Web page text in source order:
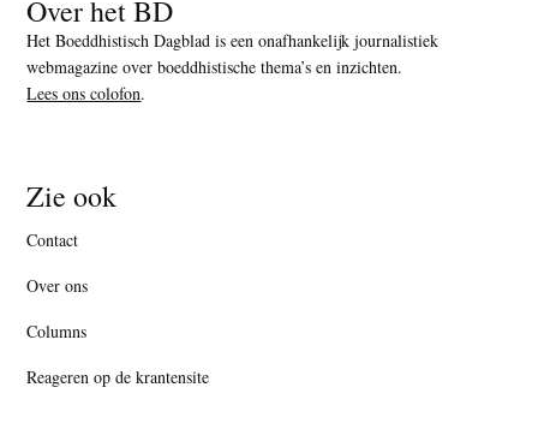
Over het BD
Het Boeddhistisch Dagblad is een onafhankelijk journalistiek
webmagazine over boeddhistische thema’s en inzichten.
Lees ons colofon.
Zie ook
Contact
Over ons
Columns
Reageren op de krantensite